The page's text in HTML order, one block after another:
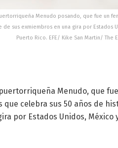
Menudo posando, que fue un
sus exmiembros en una gira por Estados
Puerto Rico. EFE/ Kike San Martin/ The
Menudo, que
celebra sus 50 años de
por Estados Unidos, México